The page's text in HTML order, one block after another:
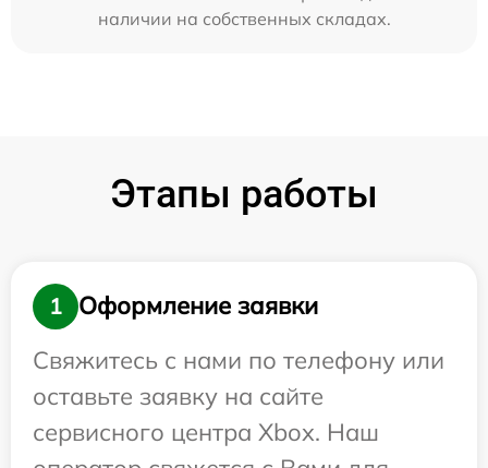
наличии на собственных складах.
Этапы работы
1
Оформление заявки
Свяжитесь с нами по телефону или
оставьте заявку на сайте
сервисного центра Xbox. Наш